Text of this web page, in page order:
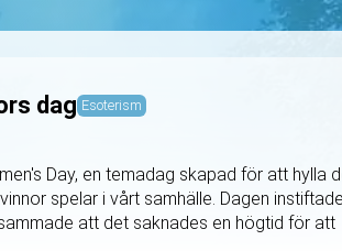
dag Esoterism
Day, en temadag skapad för att hylla
spelar i vårt samhälle. Dagen
att det saknades en högtid för att